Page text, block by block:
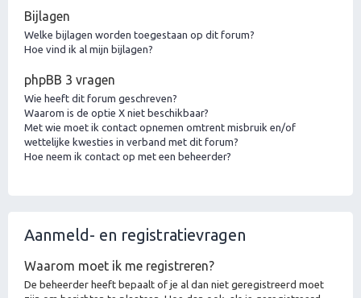
Bijlagen
Welke bijlagen worden toegestaan op dit forum?
Hoe vind ik al mijn bijlagen?
phpBB 3 vragen
Wie heeft dit forum geschreven?
Waarom is de optie X niet beschikbaar?
Met wie moet ik contact opnemen omtrent misbruik en/of
wettelijke kwesties in verband met dit forum?
Hoe neem ik contact op met een beheerder?
Aanmeld- en registratievragen
Waarom moet ik me registreren?
De beheerder heeft bepaalt of je al dan niet geregistreerd moet